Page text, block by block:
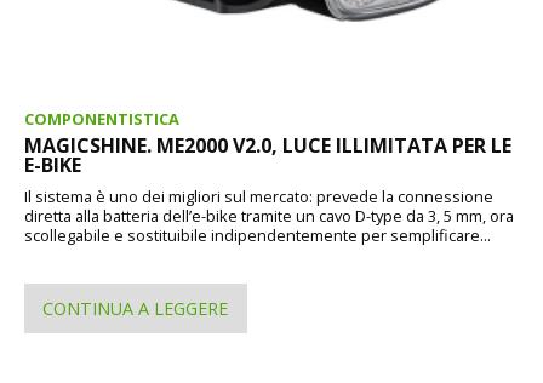
COMPONENTISTICA
MAGICSHINE. ME2000 V2.0, LUCE ILLIMITATA PER LE
E-BIKE
Il sistema è uno dei migliori sul mercato: prevede la connessione
diretta alla batteria dell’e-bike tramite un cavo D-type da 3, 5 mm, ora
scollegabile e sostituibile indipendentemente per semplificare...
CONTINUA A LEGGERE